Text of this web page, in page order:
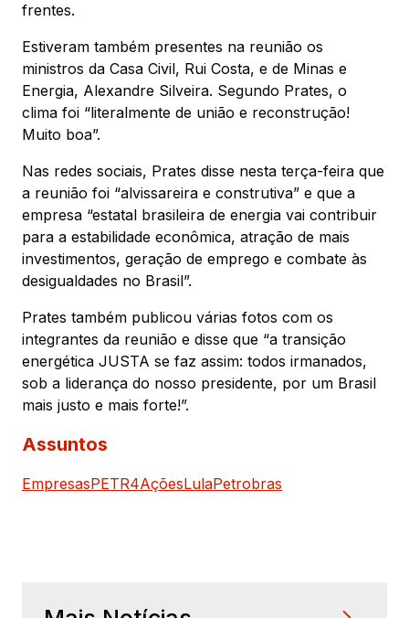
frentes.
Estiveram também presentes na reunião os
ministros da Casa Civil, Rui Costa, e de Minas e
Energia, Alexandre Silveira. Segundo Prates, o
clima foi “literalmente de união e reconstrução!
Muito boa”.
Nas redes sociais, Prates disse nesta terça-feira que
a reunião foi “alvissareira e construtiva” e que a
empresa “estatal brasileira de energia vai contribuir
para a estabilidade econômica, atração de mais
investimentos, geração de emprego e combate às
desigualdades no Brasil”.
Prates também publicou várias fotos com os
integrantes da reunião e disse que “a transição
energética JUSTA se faz assim: todos irmanados,
sob a liderança do nosso presidente, por um Brasil
mais justo e mais forte!”.
Assuntos
EmpresasPETR4AçõesLulaPetrobras